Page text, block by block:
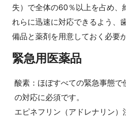
失）で全体の60％以上を占め、
れらに迅速に対応できるよう、
備品と薬剤を用意しておく必要
緊急用医薬品
酸素：ほぼすべての緊急事態で
の対応に必須です。
エピネフリン（アドレナリン）